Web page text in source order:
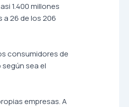
1.400 millones
26 de los 206
consumidores de
sea el
empresas. A